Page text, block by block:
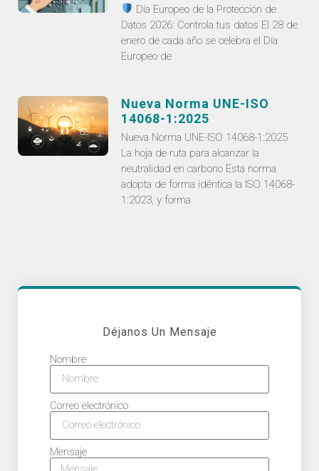
Día Europeo de la Protección de
Datos 2026: Controla tus datos El 28 de
enero de cada año se celebra el Día
Europeo de
Nueva Norma UNE-ISO
14068-1:2025
Nueva Norma UNE-ISO 14068-1:2025
La hoja de ruta para alcanzar la
neutralidad en carbono Esta norma
adopta de forma idéntica la ISO 14068-
1:2023, y forma
Déjanos Un Mensaje
Nombre
Correo electrónico
Mensaje